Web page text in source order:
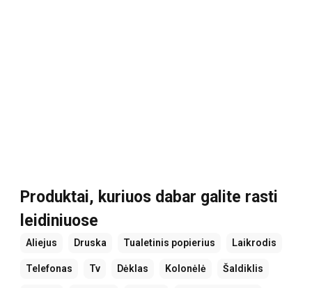
Produktai, kuriuos dabar galite rasti
leidiniuose
Aliejus Druska Tualetinis popierius Laikrodis
Telefonas Tv Dėklas Kolonėlė Šaldiklis